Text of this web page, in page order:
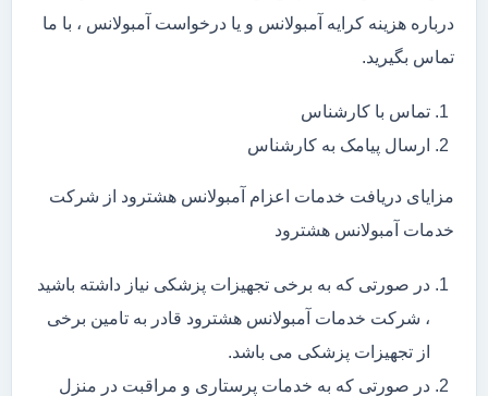
درباره هزینه کرایه آمبولانس و یا درخواست آمبولانس ، با ما
تماس بگیرید.
تماس با کارشناس
ارسال پیامک به کارشناس
مزایای دریافت خدمات اعزام آمبولانس هشترود از شرکت
خدمات آمبولانس هشترود
در صورتی که به برخی تجهیزات پزشکی نیاز داشته باشید
، شرکت خدمات آمبولانس هشترود قادر به تامین برخی
از تجهیزات پزشکی می باشد.
در صورتی که به خدمات پرستاری و مراقبت در منزل